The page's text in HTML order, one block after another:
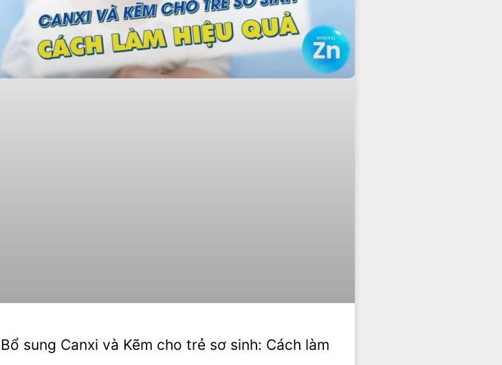
Bổ sung Canxi và Kẽm cho trẻ sơ sinh: Cách làm